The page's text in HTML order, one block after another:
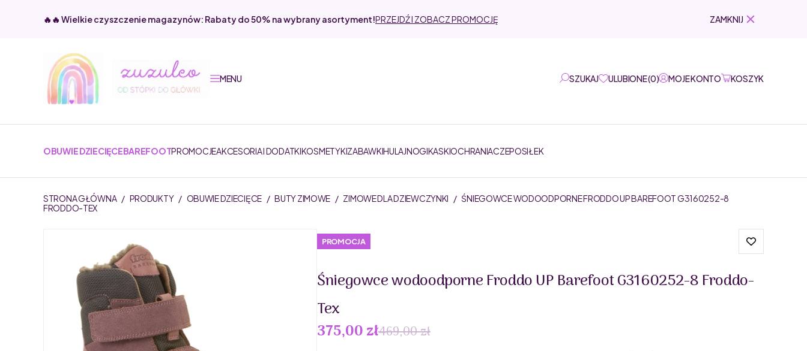
🔥🔥 Wielkie czyszczenie magazynów: Rabaty do 50% na wybrany asortyment!PRZEJDŹ I ZOBACZ PROMOCJĘ ZAMKNIJ
MENU SZUKAJ ULUBIONE(0) MOJE KONTO KOSZYK
OBUWIE DZIECIĘCEBAREFOOTPROMOCJEAKCESORIA I DODATKIKOSMETYKIZABAWKIHULAJNOGIKASKIOCHRANIACZEPOSIŁEK
STRONA GŁÓWNA / PRODUKTY / OBUWIE DZIECIĘCE / BUTY ZIMOWE / ZIMOWE DLA DZIEWCZYNKI / ŚNIEGOWCE WODOODPORNE FRODDO UP BAREFOOT G3160252-8
FRODDO-TEX
PROMOCJA
Śniegowce wodoodporne Froddo UP Barefoot G3160252-8 Froddo-
Tex
375,00 zł469,00 zł